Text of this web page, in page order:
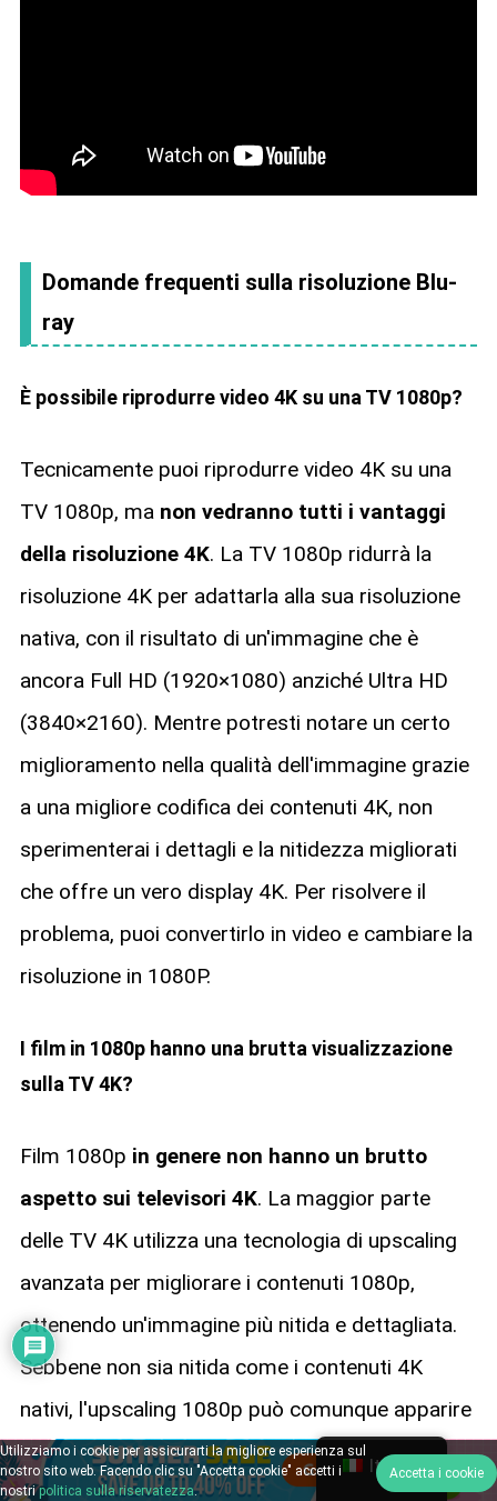
Domande frequenti sulla risoluzione Blu-
ray
È possibile riprodurre video 4K su una TV 1080p?
Tecnicamente puoi riprodurre video 4K su una
TV 1080p, ma non vedranno tutti i vantaggi
della risoluzione 4K. La TV 1080p ridurrà la
risoluzione 4K per adattarla alla sua risoluzione
nativa, con il risultato di un'immagine che è
ancora Full HD (1920×1080) anziché Ultra HD
(3840×2160). Mentre potresti notare un certo
miglioramento nella qualità dell'immagine grazie
a una migliore codifica dei contenuti 4K, non
sperimenterai i dettagli e la nitidezza migliorati
che offre un vero display 4K. Per risolvere il
problema, puoi convertirlo in video e cambiare la
risoluzione in 1080P.
I film in 1080p hanno una brutta visualizzazione
sulla TV 4K?
Film 1080p in genere non hanno un brutto
aspetto sui televisori 4K. La maggior parte
delle TV 4K utilizza una tecnologia di upscaling
avanzata per migliorare i contenuti 1080p,
ottenendo un'immagine più nitida e dettagliata.
Sebbene non sia nitida come i contenuti 4K
nativi, l'upscaling 1080p può comunque apparire
impressionante su un display 4K.
Italian
Utilizziamo i cookie per assicurarti la migliore esperienza sul
nostro sito web. Facendo clic su "Accetta cookie" accetti i
nostripolitica sulla riservatezza.
Accetta i cookie